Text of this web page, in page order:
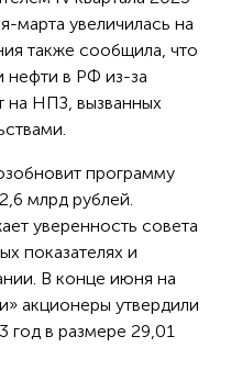
марта увеличилась на
также сообщила, что
нефти в РФ из-за
на НПЗ, вызванных
программу
млрд рублей.
уверенность совета
показателях и
В конце июня на
акционеры утвердили
год в размере 29,01